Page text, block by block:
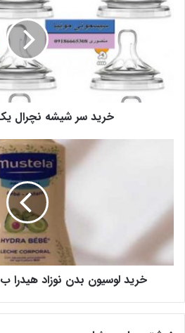
خرید سر شیشه نچرال
خرید لوسیون بدن نوزاد هیدرا ب ب 300 میل